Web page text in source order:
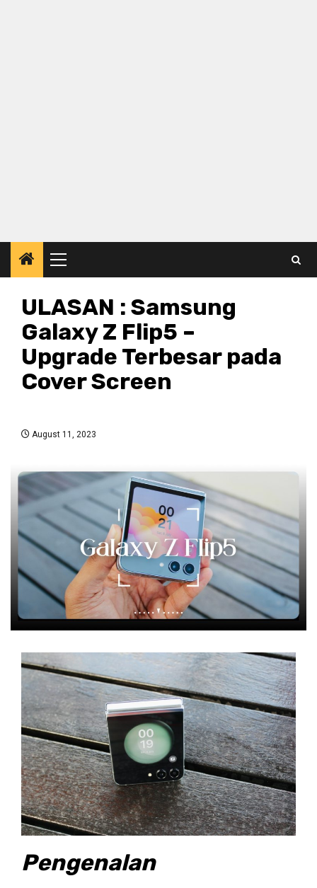
Primary
Menu
ULASAN : Samsung
Galaxy Z Flip5 –
Upgrade Terbesar pada
Cover Screen
August 11, 2023
Pengenalan